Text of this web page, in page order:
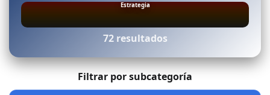
Estrategia
72 resultados
Filtrar por subcategoría